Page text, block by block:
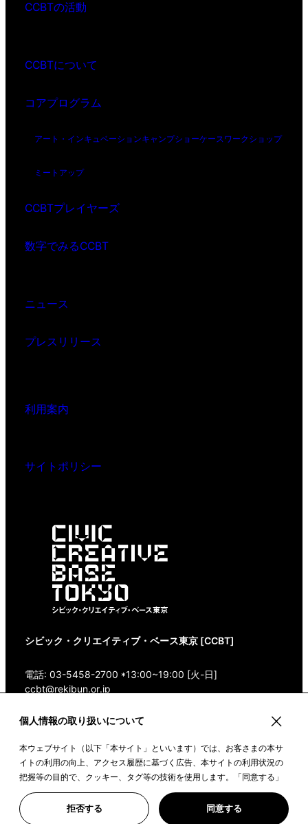
個人情報の取り扱いについて
本ウェブサイト（以下「本サイト」といいます）では、お客さまの本サ
イトの利用の向上、アクセス履歴に基づく広告、本サイトの利用状況の
把握等の目的で、クッキー、タグ等の技術を使用します。「同意する」
ボタンや本サイトをクリックすることで、上記の目的のためにクッキー
を使用すること、また、皆さまのデータを提携先や委託先と共有するこ
とに同意いただいたものとみなします。詳しい情報は、「
クッキーポリ
拒否する 同意する
CCBTの活動
CCBTについて
コアプログラム
アート・インキュベーションキャンプショーケースワークショップ
ミートアップ
CCBTプレイヤーズ
数字でみるCCBT
ニュース
プレスリリース
利用案内
サイトポリシー
シビック・クリエイティブ・ベース東京 [CCBT]
電話: 03-5458-2700 *13:00~19:00 [火-日]
ccbt@rekibun.or.jp
〒150-0001 東京都渋谷区神宮前1-14-4 1/1(ONE)
Google Maps
©2022 CIVIC CREATIVE BASE TOKYO